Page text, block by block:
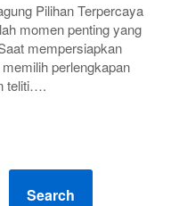
Pilihan Terpercaya
momen penting yang
mempersiapkan
perlengkapan
teliti….
Search